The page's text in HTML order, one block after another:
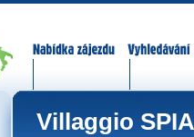
Villaggio